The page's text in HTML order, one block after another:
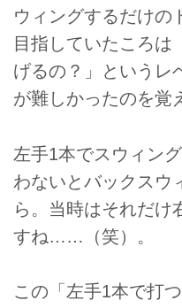
ウィングするだけの
目指していたころは
げるの？」というレ
が難しかったのを覚
左手1本でスウィン
わないとバックスウ
ら。当時はそれだけ
すね……（笑）。
この「左手1本で打